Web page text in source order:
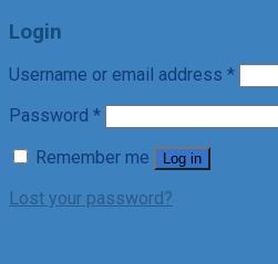
Login
Username or email address *
Password *
Remember me
Log in
Lost your password?